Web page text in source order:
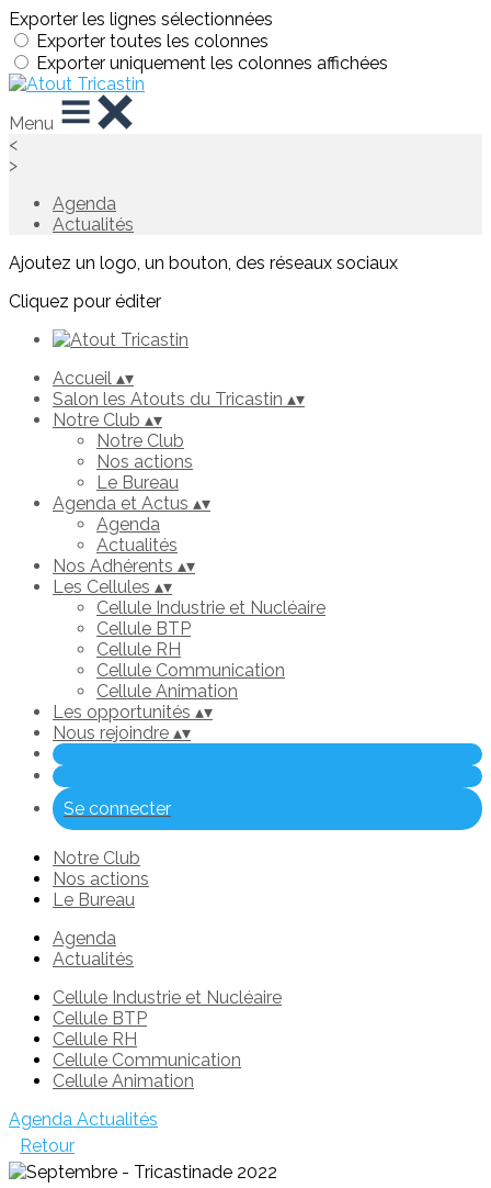
Exporter les lignes sélectionnées
Exporter toutes les colonnes
Exporter uniquement les colonnes affichées
Menu
<
>
Agenda
Actualités
Ajoutez un logo, un bouton, des réseaux sociaux
Cliquez pour éditer
Accueil ▴▾
Salon les Atouts du Tricastin ▴▾
Notre Club ▴▾
Notre Club
Nos actions
Le Bureau
Agenda et Actus ▴▾
Agenda
Actualités
Nos Adhérents ▴▾
Les Cellules ▴▾
Cellule Industrie et Nucléaire
Cellule BTP
Cellule RH
Cellule Communication
Cellule Animation
Les opportunités ▴▾
Nous rejoindre ▴▾
Se connecter
Notre Club
Nos actions
Le Bureau
Agenda
Actualités
Cellule Industrie et Nucléaire
Cellule BTP
Cellule RH
Cellule Communication
Cellule Animation
Agenda Actualités
Retour